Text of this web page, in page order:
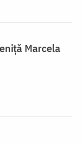
Marcela